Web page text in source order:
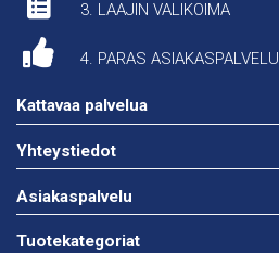
3. LAAJIN VALIKOIMA
4. PARAS ASIAKASPALVELU
Kattavaa palvelua
Yhteystiedot
Asiakaspalvelu
Tuotekategoriat